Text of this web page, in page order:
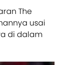
The
usai
di dalam